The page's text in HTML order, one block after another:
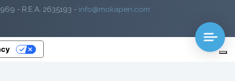
- R.E.A. 2635193 - info@mokapen.com